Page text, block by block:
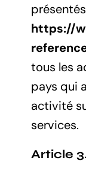
https://
tous les
pays qui
activité
services.
Article